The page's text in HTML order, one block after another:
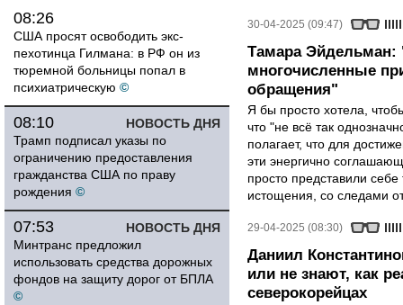
08:26
США просят освободить экс-
пехотинца Гилмана: в РФ он из
тюремной больницы попал в
психиатрическую ©
НОВОСТЬ ДНЯ
08:10
Трамп подписал указы по
ограничению предоставления
гражданства США по праву
рождения ©
НОВОСТЬ ДНЯ
07:53
Минтранс предложил
использовать средства дорожных
фондов на защиту дорог от БПЛА
©
30-04-2025 (09:47)
Тамара
многочисленные
обращения"
Я бы просто хотела,
что "не всё так
полагает, что для
эти энергично
просто представили
истощения, со следами
29-04-2025 (08:30)
Даниил
или не знают, как
северокорейцах